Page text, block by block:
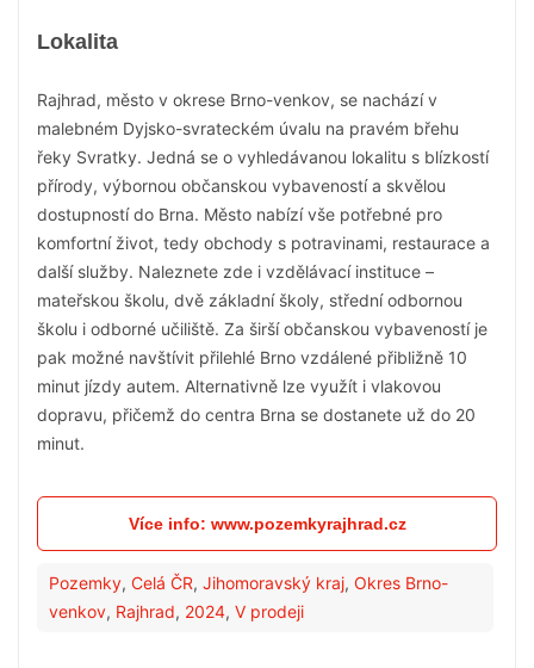
Lokalita
Rajhrad, město v okrese Brno-venkov, se nachází v
malebném Dyjsko-svrateckém úvalu na pravém břehu
řeky Svratky. Jedná se o vyhledávanou lokalitu s blízkostí
přírody, výbornou občanskou vybaveností a skvělou
dostupností do Brna. Město nabízí vše potřebné pro
komfortní život, tedy obchody s potravinami, restaurace a
další služby. Naleznete zde i vzdělávací instituce –
mateřskou školu, dvě základní školy, střední odbornou
školu i odborné učiliště. Za širší občanskou vybaveností je
pak možné navštívit přilehlé Brno vzdálené přibližně 10
minut jízdy autem. Alternativně lze využít i vlakovou
dopravu, přičemž do centra Brna se dostanete už do 20
minut.
Více info: www.pozemkyrajhrad.cz
Pozemky, Celá ČR, Jihomoravský kraj, Okres Brno-
venkov, Rajhrad, 2024, V prodeji